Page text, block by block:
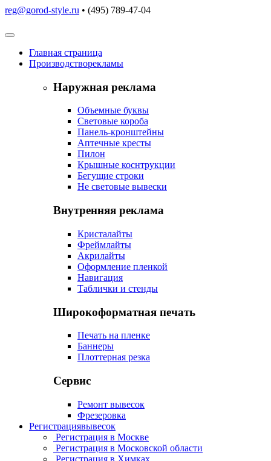
reg@gorod-style.ru • (495) 789-47-04
Главная страница
Производстворекламы
Наружная реклама
Объемные буквы
Световые короба
Панель-кронштейны
Аптечные кресты
Пилон
Крышные коснтрукции
Бегущие строки
Не световые вывески
Внутренняя реклама
Кристалайты
Фреймлайты
Акрилайты
Оформление пленкой
Навигация
Таблички и стенды
Широкоформатная печать
Печать на пленке
Баннеры
Плоттерная резка
Сервис
Ремонт вывесок
Фрезеровка
Регистрациявывесок
Регистрация в Москве
Регистрация в Московской области
Регистрация в Химках